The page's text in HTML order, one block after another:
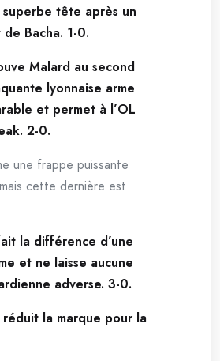
superbe tête après un
Bacha. 1-0.
Malard au second
lyonnaise arme
et permet à l’OL
2-0.
une frappe puissante
cette dernière est
la différence d’une
et ne laisse aucune
adverse. 3-0.
réduit la marque pour la